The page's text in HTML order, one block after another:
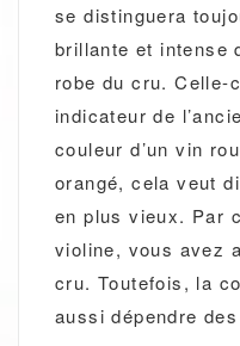
se distinguera
brillante et intense
robe du cru. Celle-
indicateur de
couleur d’un vin
orangé, cela veut
en plus vieux. Par
violine, vous avez
cru. Toutefois, la
aussi dépendre